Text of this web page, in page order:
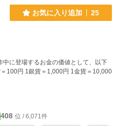
お気に入り追加 25
408 位 / 6,071件